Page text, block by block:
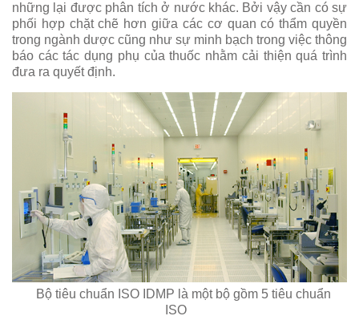
những lại được phân tích ở nước khác. Bởi vậy cần có sự
phối hợp chặt chẽ hơn giữa các cơ quan có thẩm quyền
trong ngành dược cũng như sự minh bạch trong việc thông
báo các tác dụng phụ của thuốc nhằm cải thiện quá trình
đưa ra quyết định.
Bộ tiêu chuẩn ISO IDMP là một bộ gồm 5 tiêu chuẩn
ISO